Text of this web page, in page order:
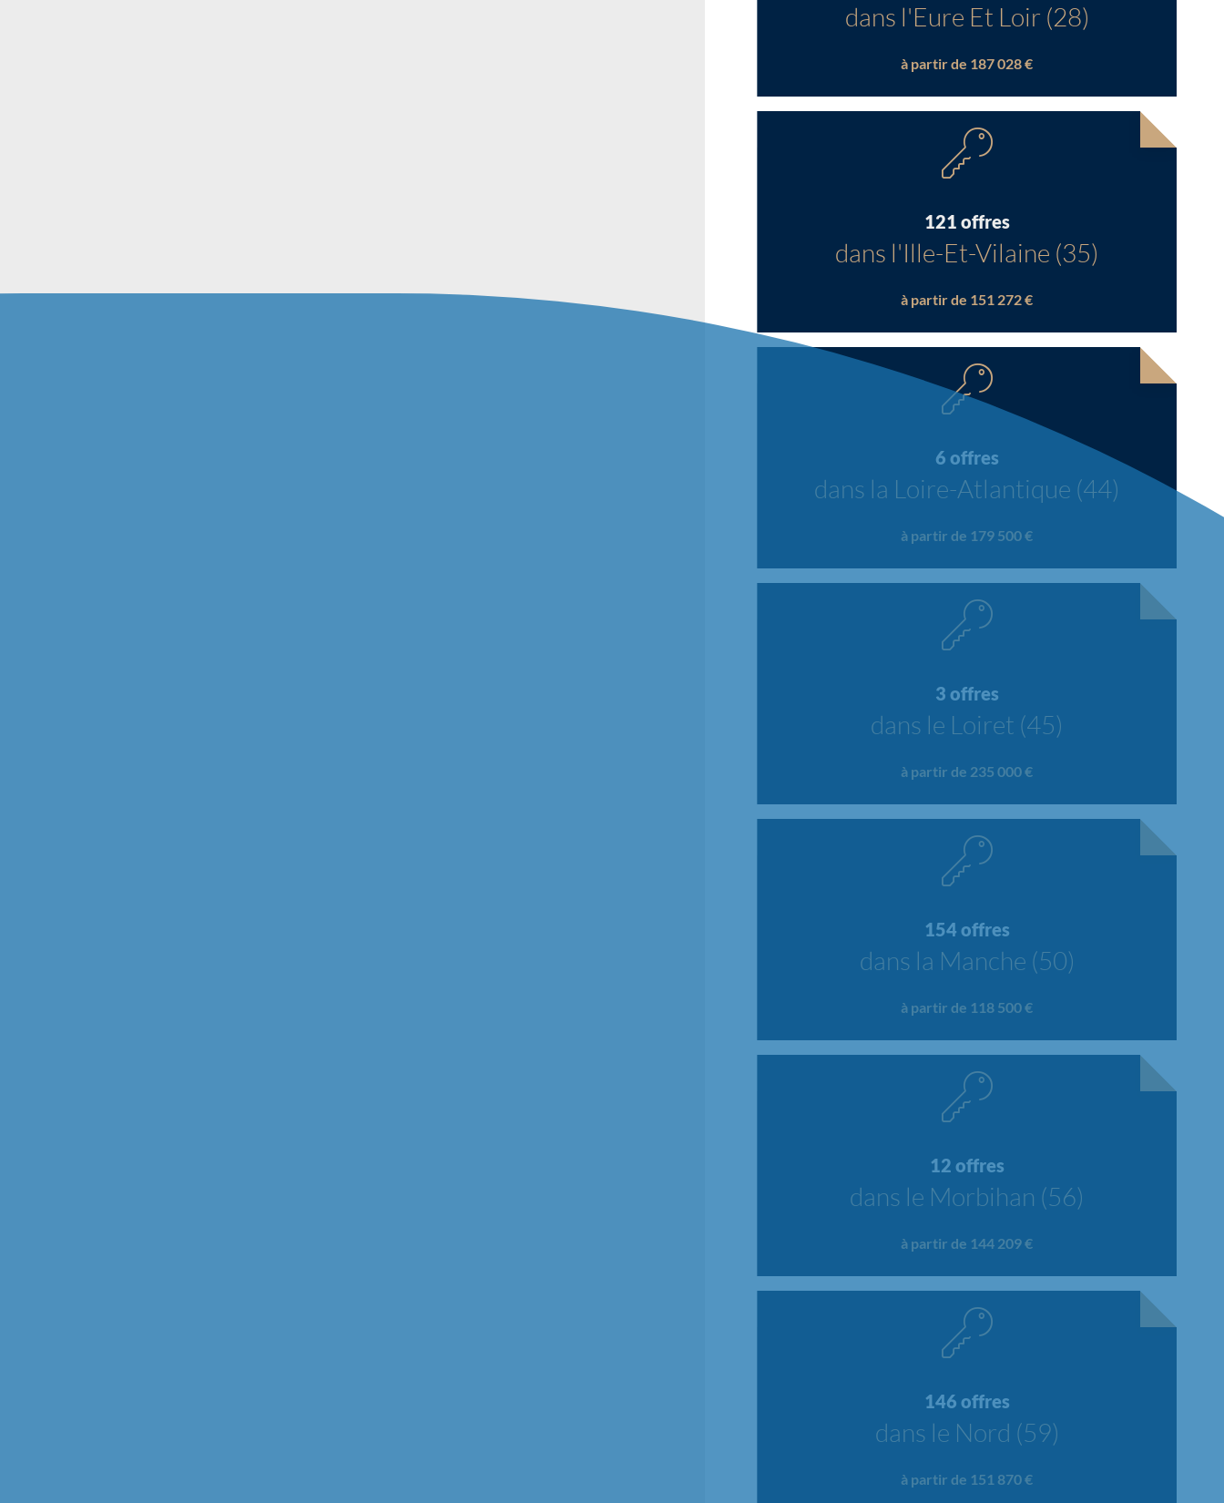
dans l'Eure Et Loir (28)
à partir de 187 028 €
121 offres
dans l'Ille-Et-Vilaine (35)
à partir de 151 272 €
6 offres
dans la Loire-Atlantique (44)
à partir de 179 500 €
3 offres
dans le Loiret (45)
à partir de 235 000 €
154 offres
dans la Manche (50)
à partir de 118 500 €
12 offres
dans le Morbihan (56)
à partir de 144 209 €
146 offres
dans le Nord (59)
à partir de 151 870 €